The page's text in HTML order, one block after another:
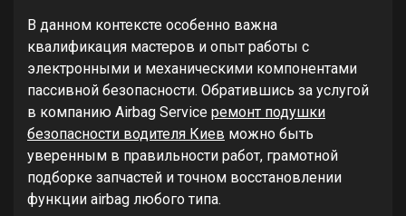
В данном контексте особенно важна
квалификация мастеров и опыт работы с
электронными и механическими компонентами
пассивной безопасности. Обратившись за услугой
в компанию Airbag Service ремонт подушки
безопасности водителя Киев можно быть
уверенным в правильности работ, грамотной
подборке запчастей и точном восстановлении
функции airbag любого типа.